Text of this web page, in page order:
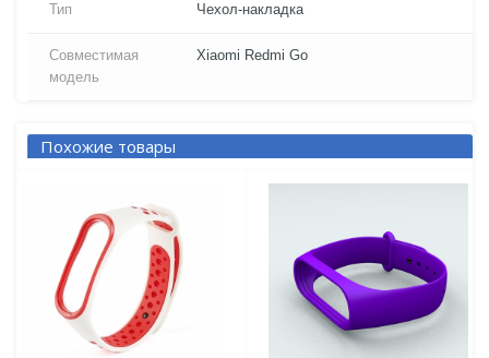
Тип Чехол-накладка
Совместимая
модель
Xiaomi Redmi Go
Похожие товары